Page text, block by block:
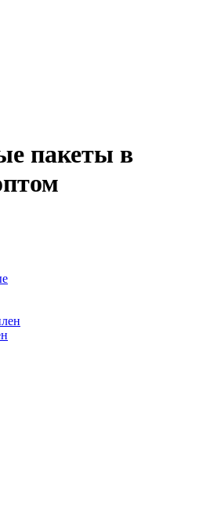
пакеты в